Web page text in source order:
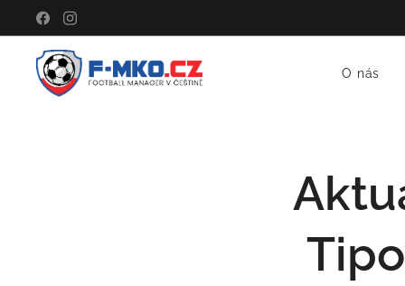
O nás